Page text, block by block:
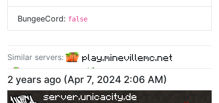
BungeeCord: false
Similar servers:
play.minevillemc.net
slocraft.eu
herbacraft.net
2 years ago (Apr 7, 2024 2:06 AM)
server.unicacity.de